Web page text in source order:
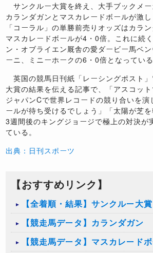
サンクルー大賞を終え、大手ブックメ
カランダガンとマスカレードボールが激し
「コーラル」の単勝前売りオッズはカラ
マスカレードボールが4・0倍。これに続
ン・オブライエン厩舎の愛ダービー馬ベ
ーニ、ミニーホークの6・0倍となっている
英国の競馬日刊紙「レーシングポスト
大賞の結果を伝える記事で、「アスコッ
ジャパンCで世界レコードの競り合いを演
ールが待ち受けるでしょう」「太陽が芝を
3週間後のキングジョージで極上の対決が
ている。
出典：日刊スポーツ
【おすすめリンク】
【全着順・結果】サンクルー大
【競走馬データ】カランダガン
【競走馬データ】マスカレード